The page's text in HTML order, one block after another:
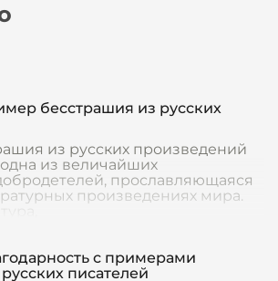
бесстрашия из русских
из русских произведений
из величайших
прославляющаяся
произведениях мира.
с примерами
писателей